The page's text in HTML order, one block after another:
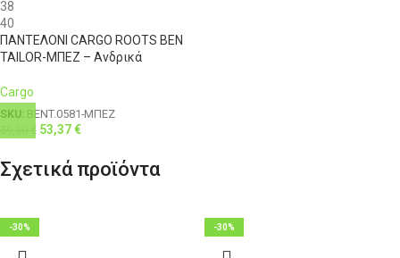
38
40
ΠΑΝΤΕΛΟΝΙ CARGO ROOTS BEN
TAILOR-ΜΠΕΖ – Ανδρικά
Cargo
SKU: BENT.0581-ΜΠΕΖ
€ 53,37€
Σχετικά προϊόντα
-30% -30%